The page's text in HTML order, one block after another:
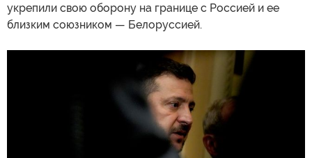
укрепили свою оборону на границе с Россией и ее
близким союзником — Белоруссией.